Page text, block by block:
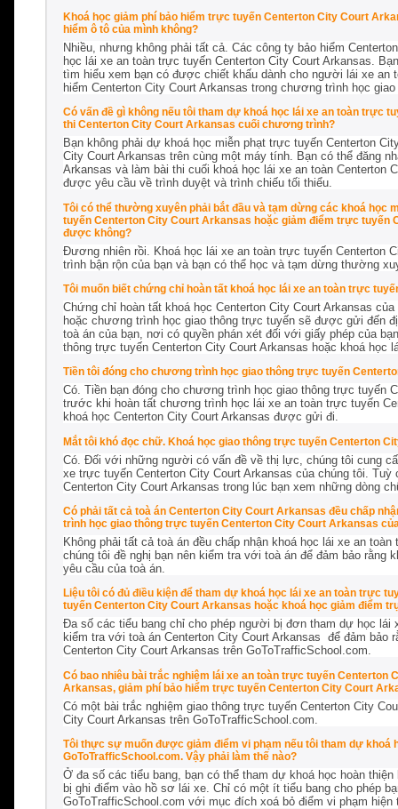
Khoá học giảm phí bảo hiểm trực tuyến Centerton City Court
hiểm ô tô của mình không?
Nhiều, nhưng không phải tất cả. Các công ty bảo hiểm
học lái xe an toàn trực tuyến Centerton City Court Arkansas.
tìm hiểu xem bạn có được chiết khấu dành cho người lái xe an
hiểm Centerton City Court Arkansas trong chương trình học
Có vấn đề gì không nếu tôi tham dự khoá học lái xe an toàn trực
thi Centerton City Court Arkansas cuối chương trình?
Bạn không phải dự khoá học miễn phạt trực tuyến Centerton
City Court Arkansas trên cùng một máy tính. Bạn có thể đăng
Arkansas và làm bài thi cuối khoá học lái xe an toàn
được yêu cầu về trình duyệt và trình chiếu tối thiểu.
Tôi có thể thường xuyên phải bắt đầu và tạm dừng các khoá
tuyến Centerton City Court Arkansas hoặc giảm điểm trực tuyến
được không?
Đương nhiên rồi. Khoá học lái xe an toàn trực tuyến Centerton
trình bận rộn của bạn và bạn có thể học và tạm dừng thường
Tôi muốn biết chứng chỉ hoàn tất khoá học lái xe an toàn trực
Chứng chỉ hoàn tất khoá học Centerton City Court Arkansas
hoặc chương trình học giao thông trực tuyến sẽ được gửi đến
toà án của bạn, nơi có quyền phán xét đối với giấy phép của
thông trực tuyến Centerton City Court Arkansas hoặc khoá học
Tiền tôi đóng cho chương trình học giao thông trực tuyến
Có. Tiền bạn đóng cho chương trình học giao thông trực tuyến
trước khi hoàn tất chương trình học lái xe an toàn trực tuyến
khoá học Centerton City Court Arkansas được gửi đi.
Mắt tôi khó đọc chữ. Khoá học giao thông trực tuyến Centerton
Có. Đối với những người có vấn đề về thị lực, chúng tôi cung
xe trực tuyến Centerton City Court Arkansas của chúng tôi.
Centerton City Court Arkansas trong lúc bạn xem những dòng
Có phải tất cả toà án Centerton City Court Arkansas đều chấp
trình học giao thông trực tuyến Centerton City Court Arkansas
Không phải tất cả toà án đều chấp nhận khoá học lái xe an
chúng tôi đề nghị bạn nên kiểm tra với toà án để đảm bảo
yêu cầu của toà án.
Liệu tôi có đủ điều kiện để tham dự khoá học lái xe an toàn trực
tuyến Centerton City Court Arkansas hoặc khoá học giảm điểm
Đa số các tiểu bang chỉ cho phép người bị đơn tham dự học lái
kiểm tra với toà án Centerton City Court Arkansas để đảm bảo
Centerton City Court Arkansas trên GoToTrafficSchool.com.
Có bao nhiêu bài trắc nghiệm lái xe an toàn trực tuyến
Arkansas, giảm phí bảo hiểm trực tuyến Centerton City Court
Có một bài trắc nghiệm giao thông trực tuyến Centerton City
City Court Arkansas trên GoToTrafficSchool.com.
Tôi thực sự muốn được giảm điểm vi phạm nếu tôi tham dự
GoToTrafficSchool.com. Vậy phải làm thế nào?
Ở đa số các tiểu bang, bạn có thể tham dự khoá học hoàn
bị ghi điểm vào hồ sơ lái xe. Chỉ có một ít tiểu bang cho phép
GoToTrafficSchool.com với mục đích xoá bỏ điểm vi phạm